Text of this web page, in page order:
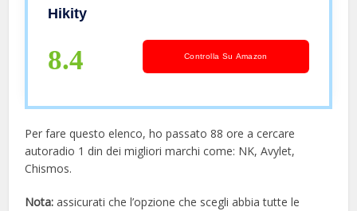
Mirror Link EQ Ricevitore Radio
Hikity
8.4 Controlla Su Amazon
Per fare questo elenco, ho passato 88 ore a cercare
autoradio 1 din dei migliori marchi come: NK, Avylet,
Chismos.
Nota: assicurati che l’opzione che scegli abbia tutte le